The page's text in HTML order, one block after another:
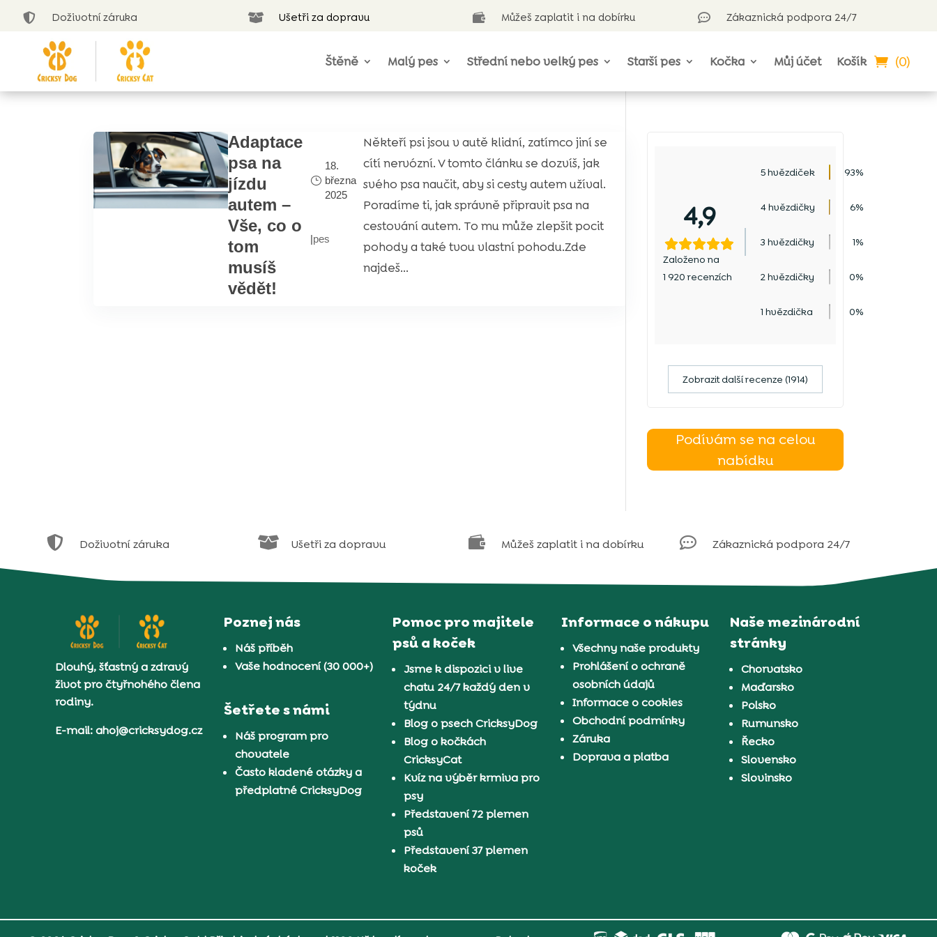
 Doživotní záruka  Ušetři za dopravu  Můžeš zaplatit i na dobírku  Zákaznická podpora 24/7
Štěně Malý pes Střední nebo velký pes Starší pes Kočka Můj účet Košík (0)
Adaptace
psa na
jízdu
autem –
Vše, co o
tom
musíš
vědět!
18.
března
2025
|pes
Někteří psi jsou v autě klidní, zatímco jiní se
cítí nervózní. V tomto článku se dozvíš, jak
svého psa naučit, aby si cesty autem užíval.
Poradíme ti, jak správně připravit psa na
cestování autem. To mu může zlepšit pocit
pohody a také tvou vlastní pohodu.Zde
najdeš...
4,9
Založeno na
1 920 recenzích
5 hvězdiček 93%
4 hvězdičky 6%
3 hvězdičky 1%
2 hvězdičky 0%
1 hvězdička 0%
Zobrazit další recenze (1914)
Podívám se na celou
nabídku
 Doživotní záruka  Ušetři za dopravu  Můžeš zaplatit i na dobírku  Zákaznická podpora 24/7
Dlouhý, šťastný a zdravý
život pro čtyřnohého člena
rodiny.
E-mail: ahoj@cricksydog.cz
Poznej nás
Náš příběh
Vaše hodnocení (30 000+)
Šetřete s námi
Náš program pro
chovatele
Často kladené otázky a
předplatné CricksyDog
Pomoc pro majitele
psů a koček
Jsme k dispozici v live
chatu 24/7 každý den v
týdnu
Blog o psech CricksyDog
Blog o kočkách
CricksyCat
Kvíz na výběr krmiva pro
psy
Představení 72 plemen
psů
Představení 37 plemen
koček
Informace o nákupu
Všechny naše produkty
Prohlášení o ochraně
osobních údajů
Informace o cookies
Obchodní podmínky
Záruka
Doprava a platba
Naše mezinárodní
stránky
Chorvatsko
Maďarsko
Polsko
Rumunsko
Řecko
Slovensko
Slovinsko